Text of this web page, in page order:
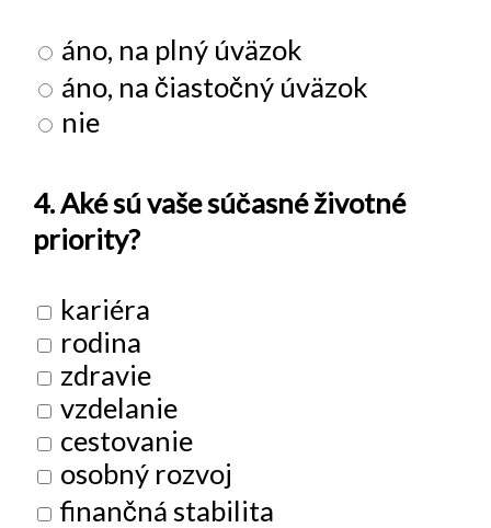
áno, na plný úväzok
áno, na čiastočný úväzok
nie
4. Aké sú vaše súčasné životné
priority?
kariéra
rodina
zdravie
vzdelanie
cestovanie
osobný rozvoj
finančná stabilita